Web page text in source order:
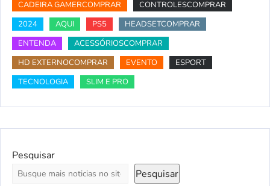
CADEIRA GAMERCOMPRAR
CONTROLESCOMPRAR
2024
AQUI PS5
HEADSETCOMPRAR
ENTENDA
ACESSÓRIOSCOMPRAR
HD EXTERNOCOMPRAR
EVENTO
ESPORT
TECNOLOGIA
SLIM E PRO
Pesquisar
Pesquisar